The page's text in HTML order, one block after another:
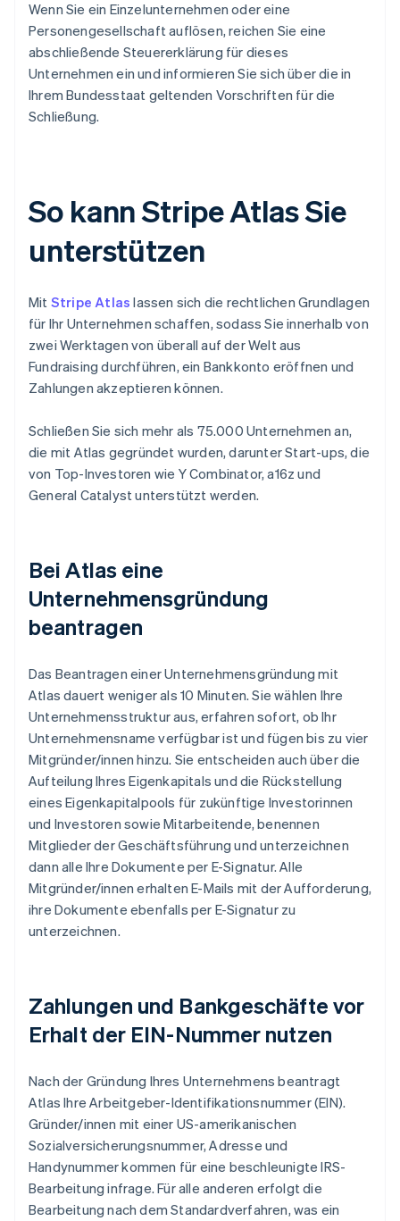
Wenn Sie ein Einzelunternehmen oder eine
Personengesellschaft auflösen, reichen Sie eine
abschließende Steuererklärung für dieses
Unternehmen ein und informieren Sie sich über die in
Ihrem Bundesstaat geltenden Vorschriften für die
Schließung.
So kann Stripe Atlas Sie
unterstützen
Mit Stripe Atlas lassen sich die rechtlichen Grundlagen
für Ihr Unternehmen schaffen, sodass Sie innerhalb von
zwei Werktagen von überall auf der Welt aus
Fundraising durchführen, ein Bankkonto eröffnen und
Zahlungen akzeptieren können.
Schließen Sie sich mehr als 75.000 Unternehmen an,
die mit Atlas gegründet wurden, darunter Start-ups, die
von Top-Investoren wie Y Combinator, a16z und
General Catalyst unterstützt werden.
Bei Atlas eine
Unternehmensgründung
beantragen
Das Beantragen einer Unternehmensgründung mit
Atlas dauert weniger als 10 Minuten. Sie wählen Ihre
Unternehmensstruktur aus, erfahren sofort, ob Ihr
Unternehmensname verfügbar ist und fügen bis zu vier
Mitgründer/innen hinzu. Sie entscheiden auch über die
Aufteilung Ihres Eigenkapitals und die Rückstellung
eines Eigenkapitalpools für zukünftige Investorinnen
und Investoren sowie Mitarbeitende, benennen
Mitglieder der Geschäftsführung und unterzeichnen
dann alle Ihre Dokumente per E-Signatur. Alle
Mitgründer/innen erhalten E-Mails mit der Aufforderung,
ihre Dokumente ebenfalls per E-Signatur zu
unterzeichnen.
Zahlungen und Bankgeschäfte vor
Erhalt der EIN-Nummer nutzen
Nach der Gründung Ihres Unternehmens beantragt
Atlas Ihre Arbeitgeber-Identifikationsnummer (EIN).
Gründer/innen mit einer US-amerikanischen
Sozialversicherungsnummer, Adresse und
Handynummer kommen für eine beschleunigte IRS-
Bearbeitung infrage. Für alle anderen erfolgt die
Bearbeitung nach dem Standardverfahren, was ein